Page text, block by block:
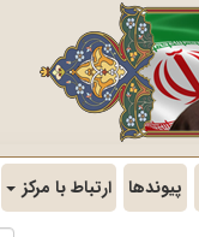
پیوندها ارتباط با مرکز